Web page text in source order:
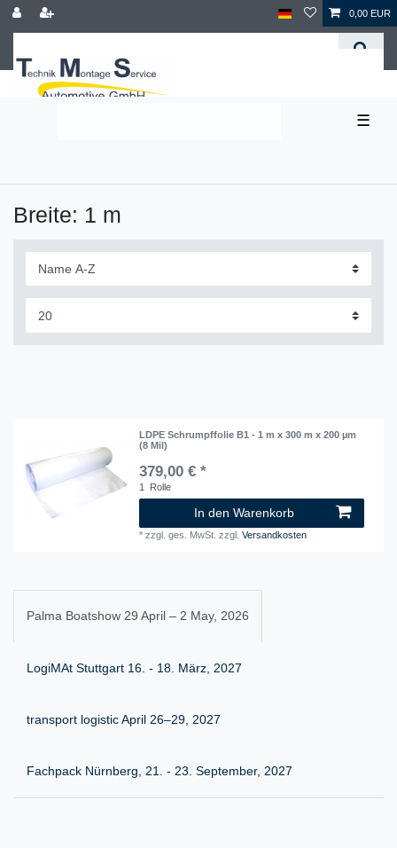
0,00 EUR
☰
Breite: 1 m
LDPE Schrumpffolie B1 - 1 m x 300 m x 200 µm
(8 Mil)
379,00 € *
1 Rolle
In den Warenkorb
*zzgl. ges. MwSt. zzgl.Versandkosten
Palma Boatshow 29 April – 2 May, 2026
LogiMAt Stuttgart 16. - 18. März, 2027
transport logistic April 26–29, 2027
Fachpack Nürnberg, 21. - 23. September, 2027